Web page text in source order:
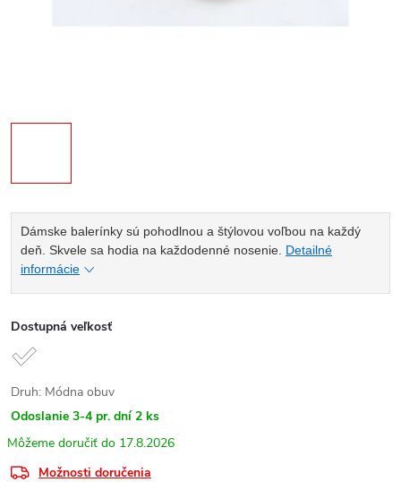
Dámske balerínky sú pohodlnou a štýlovou voľbou na každý
deň. Skvele sa hodia na každodenné nosenie. Detailné
informácie
Dostupná veľkosť
Druh: Módna obuv
Odoslanie 3-4 pr. dní 2 ks
17.8.2026
Možnosti doručenia